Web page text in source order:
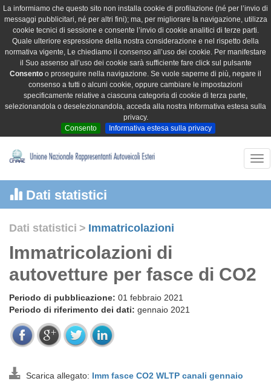
La informiamo che questo sito non installa cookie di profilazione (né per l’invio di
messaggi pubblicitari, né per altri fini); ma, per migliorare la navigazione, utilizza
cookie tecnici di sessione e consente l’invio di cookie analitici di terze parti.
Quale ulteriore espressione della nostra considerazione e nel rispetto della
normativa vigente, Le chiediamo il consenso all’uso dei cookie. Per manifestare
il Suo assenso all’uso dei cookie sarà sufficiente fare click sul pulsante
Consento o proseguire nella navigazione. Se vuole saperne di più, negare il
consenso a tutti o alcuni cookie, oppure cambiare le impostazioni
specificamente relative a ciascuna categoria di cookie di terza parte,
selezionandola o deselezionandola, acceda alla nostra Informativa estesa sulla
privacy.
Consento
Informativa estesa sulla privacy
Dati statistici
Dati statistici > Immatricolazioni
Immatricolazioni di
autovetture per fasce di CO2
Periodo di pubblicazione: 01 febbraio 2021
Periodo di riferimento dei dati: gennaio 2021
Scarica allegato: Imm fasce CO2 WLTP canali gennaio